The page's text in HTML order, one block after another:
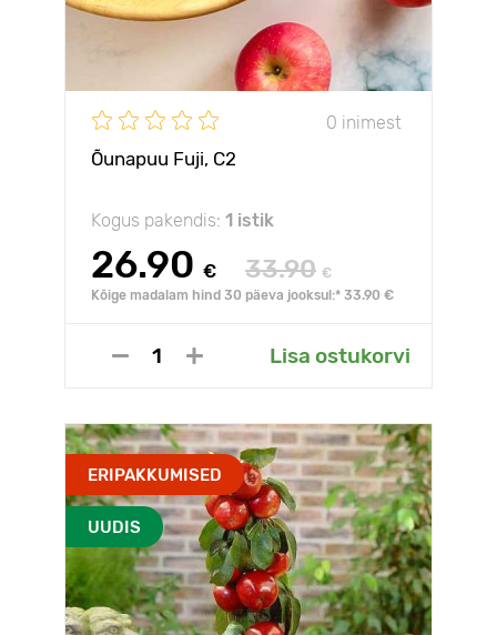
0 inimest
Õunapuu Fuji, С2
Kogus pakendis: 1 istik
26.90 € 33.90 €
Kõige madalam hind 30 päeva jooksul:* 33.90 €
Lisa ostukorvi
ERIPAKKUMISED
UUDIS